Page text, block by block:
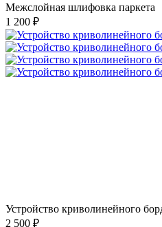
Межслойная шлифовка паркета
1 200 ₽
Устройство криволинейного
2 500 ₽